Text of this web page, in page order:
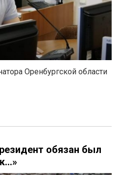
Оренбургской области
обязан был